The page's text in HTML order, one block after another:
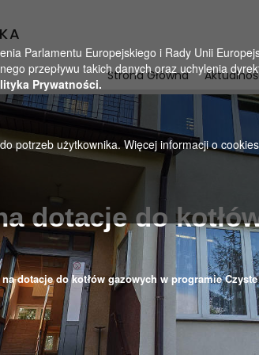
Parlamentu Europejskiego i Rady Unii
przepływu takich danych oraz uchylenia
Prywatności.
potrzeb użytkownika. Więcej informacji o
Strona Główna
dotacje do
dotacje do kotłów gazowych w programie